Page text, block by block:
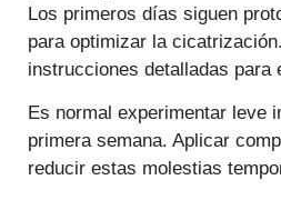
Los primeros días siguen
para optimizar la
instrucciones detalladas para
Es normal experimentar leve
primera semana. Aplicar
reducir estas molestias